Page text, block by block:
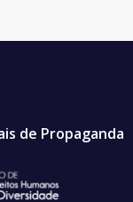
de Propaganda